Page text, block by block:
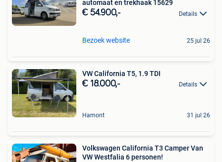
automaat en trekhaak 15629
€ 54.900,- Details
Bezoek website 25 jul 26
VW California T5, 1.9 TDI
€ 18.000,- Details
Hamont 31 jul 26
Volkswagen California T3 Camper Van
VW Westfalia 6 personen!